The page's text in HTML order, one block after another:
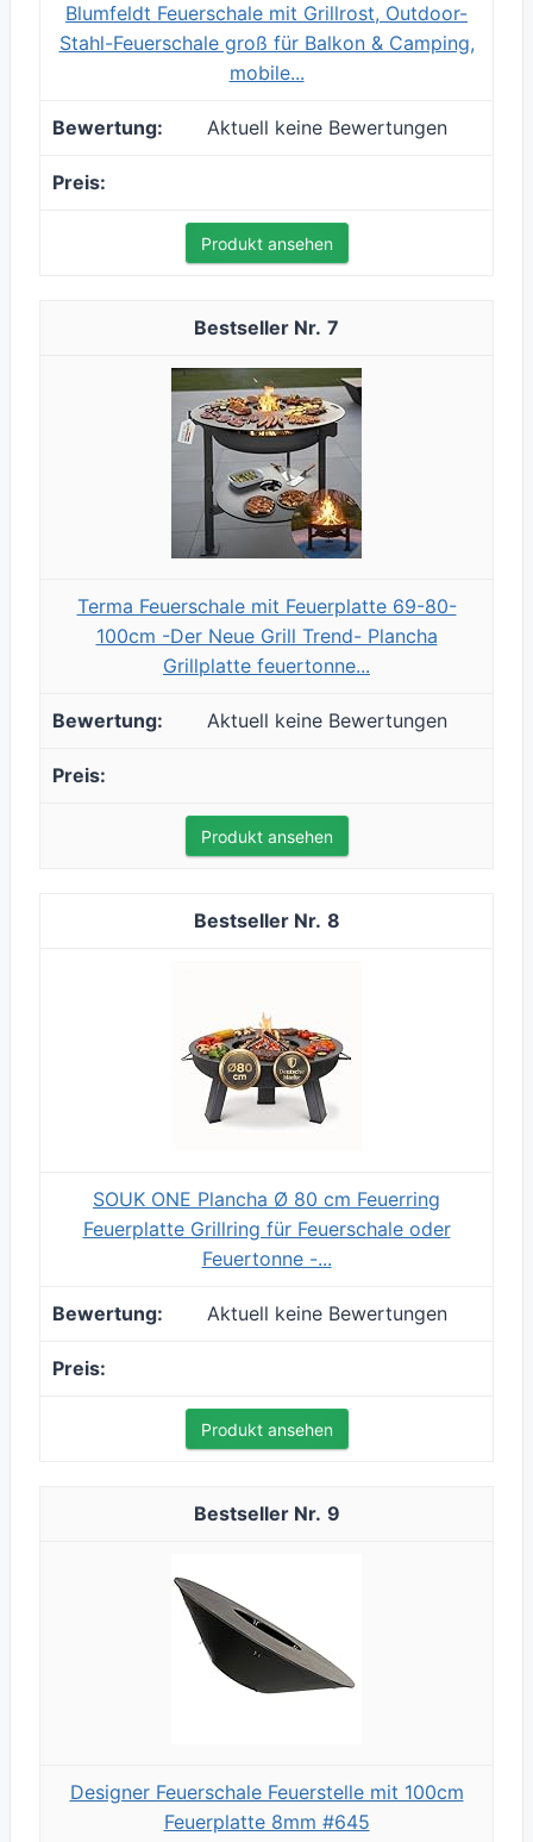
Blumfeldt Feuerschale mit Grillrost, Outdoor-
Stahl-Feuerschale groß für Balkon & Camping,
mobile...
Aktuell keine Bewertungen
Produkt ansehen
7
Terma Feuerschale mit Feuerplatte 69-80-
100cm -Der Neue Grill Trend- Plancha
Grillplatte feuertonne...
Aktuell keine Bewertungen
Produkt ansehen
8
SOUK ONE Plancha Ø 80 cm Feuerring
Feuerplatte Grillring für Feuerschale oder
Feuertonne -...
Aktuell keine Bewertungen
Produkt ansehen
9
Designer Feuerschale Feuerstelle mit 100cm
Feuerplatte 8mm #645